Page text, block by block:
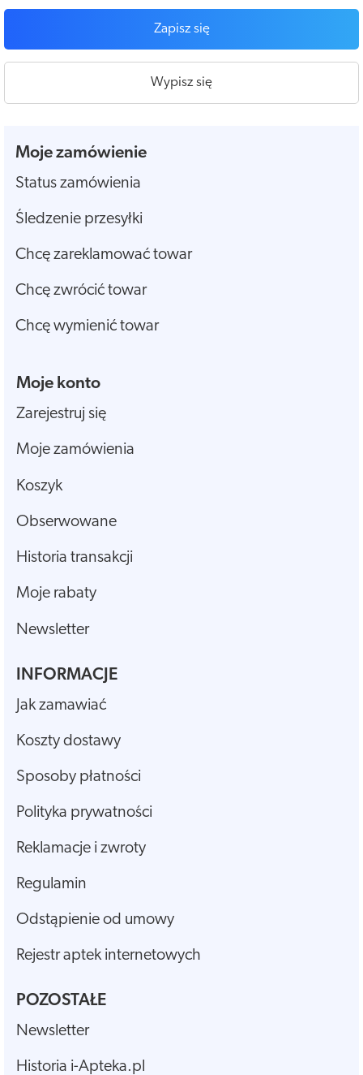
Zapisz się
Wypisz się
Moje zamówienie
Status zamówienia
Śledzenie przesyłki
Chcę zareklamować towar
Chcę zwrócić towar
Chcę wymienić towar
Moje konto
Zarejestruj się
Moje zamówienia
Koszyk
Obserwowane
Historia transakcji
Moje rabaty
Newsletter
INFORMACJE
Jak zamawiać
Koszty dostawy
Sposoby płatności
Polityka prywatności
Reklamacje i zwroty
Regulamin
Odstąpienie od umowy
Rejestr aptek internetowych
POZOSTAŁE
Newsletter
Historia i-Apteka.pl